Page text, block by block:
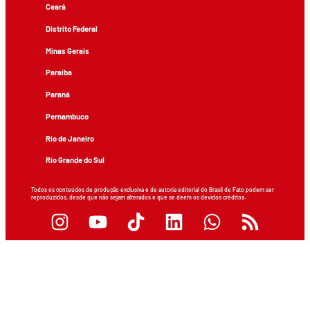
Ceará
Distrito Federal
Minas Gerais
Paraíba
Paraná
Pernambuco
Rio de Janeiro
Rio Grande do Sul
Todos os conteúdos de produção exclusiva e de autoria editorial do Brasil de Fato podem ser
reproduzidos, desde que não sejam alterados e que se deem os devidos créditos.